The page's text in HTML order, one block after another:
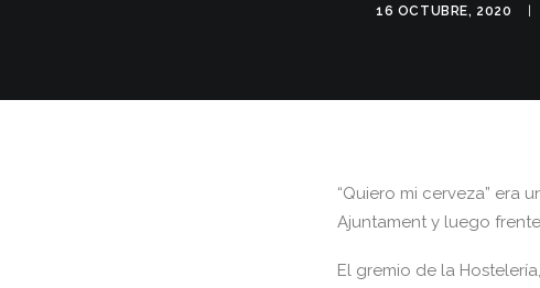
16 OCTUBRE, 2020
“Quiero mi cerveza” era
Ajuntament y luego
El gremio de la